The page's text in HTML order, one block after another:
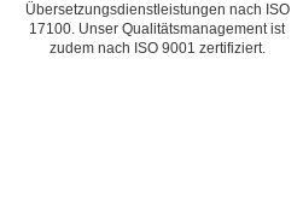
Übersetzungsdienstleistungen nach ISO
17100. Unser Qualitätsmanagement ist
zudem nach ISO 9001 zertifiziert.